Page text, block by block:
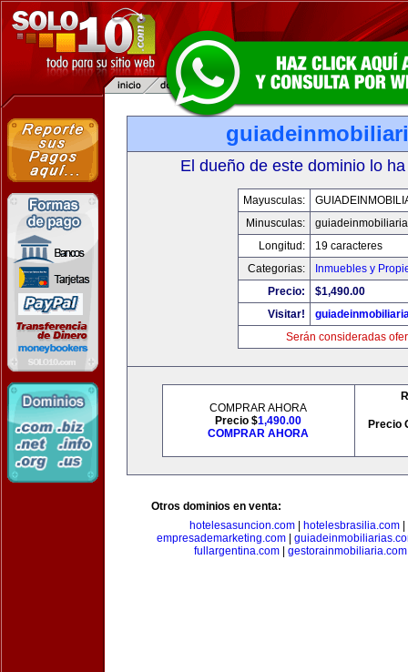
El dueño de este dominio lo
Mayusculas:
Minusculas:
Longitud:
19 caracteres
Categorias:
Inmuebles y
Precio:
$1,490.00
Visitar!
Serán consideradas
COMPRAR AHORA
Precio $1,490.00
COMPRAR AHORA
Precio
Otros dominios en venta:
hotelesasuncion.com| hotelesbrasilia.com|
empresademarketing.com|
fullargentina.com
gestorainmobiliaria.com